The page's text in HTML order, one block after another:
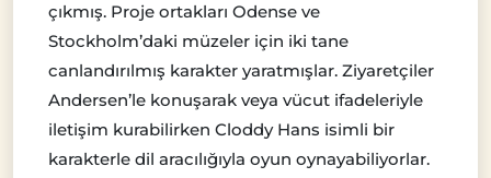
çıkmış. Proje ortakları Odense ve
Stockholm’daki müzeler için iki tane
canlandırılmış karakter yaratmışlar. Ziyaretçiler
Andersen’le konuşarak veya vücut ifadeleriyle
iletişim kurabilirken Cloddy Hans isimli bir
karakterle dil aracılığıyla oyun oynayabiliyorlar.